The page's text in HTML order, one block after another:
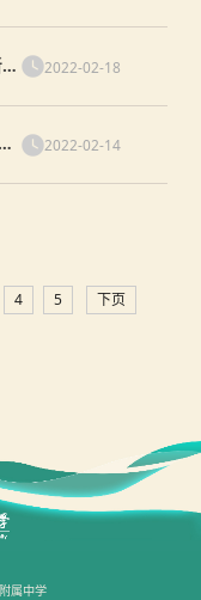
2022-02-18
2022-02-14
4 5 下页
属中学